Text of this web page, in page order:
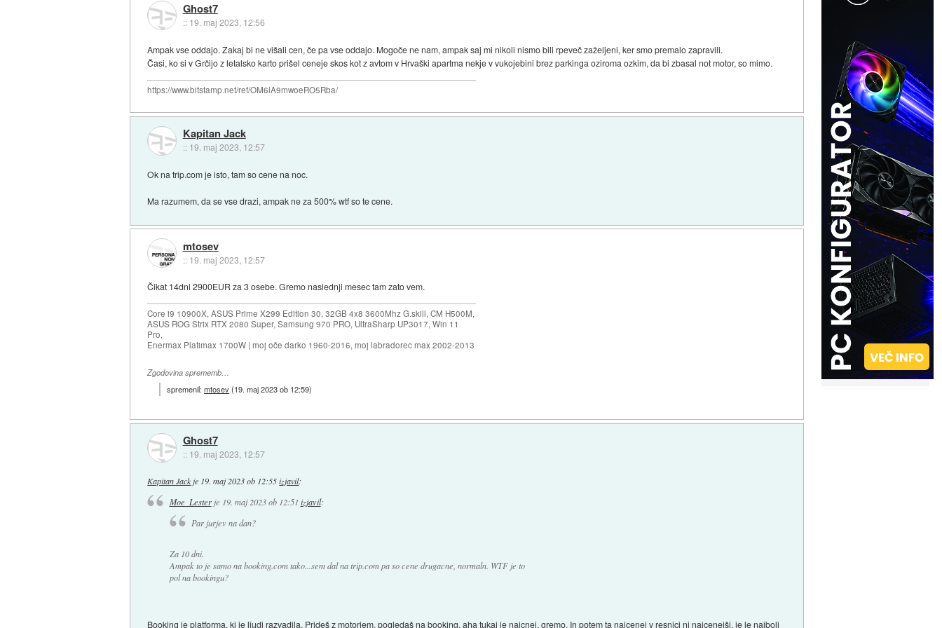
Ghost7
:: 19. maj 2023, 12:56
Ampak vse oddajo. Zakaj bi ne višali cen, če pa vse oddajo. Mogoče ne nam, ampak saj mi nikoli nismo bili rpeveč zaželjeni, ker smo premalo zapravili.
Časi, ko si v Grčijo z letalsko karto prišel ceneje skos kot z avtom v Hrvaški apartma nekje v vukojebini brez parkinga oziroma ozkim, da bi zbasal not motor, so mimo.
https://www.bitstamp.net/ref/OM6lA9mwoeRO5Rba/
Kapitan Jack
:: 19. maj 2023, 12:57
Ok na trip.com je isto, tam so cene na noc.
Ma razumem, da se vse drazi, ampak ne za 500% wtf so te cene.
mtosev
:: 19. maj 2023, 12:57
Čikat 14dni 2900EUR za 3 osebe. Gremo naslednji mesec tam zato vem.
Core i9 10900X, ASUS Prime X299 Edition 30, 32GB 4x8 3600Mhz G.skill, CM H500M,
ASUS ROG Strix RTX 2080 Super, Samsung 970 PRO, UltraSharp UP3017, Win 11
Pro,
Enermax Platimax 1700W | moj oče darko 1960-2016, moj labradorec max 2002-2013
Zgodovina sprememb…
spremenil:mtosev(19. maj 2023 ob 12:59)
Ghost7
:: 19. maj 2023, 12:57
Kapitan Jackje 19. maj 2023 ob 12:55 izjavil:
Moe_Lesterje 19. maj 2023 ob 12:51 izjavil:
Par jurjev na dan?
Za 10 dni.
Ampak to je samo na booking.com tako...sem dal na trip.com pa so cene drugacne, normaln. WTF je to
pol na bookingu?
Booking je platforma, ki je ljudi razvadila. Prideš z motorjem, pogledaš na booking, aha tukaj je najcnej, gremo. In potem ta najcenej v resnici ni najcenejši, je le najbolj